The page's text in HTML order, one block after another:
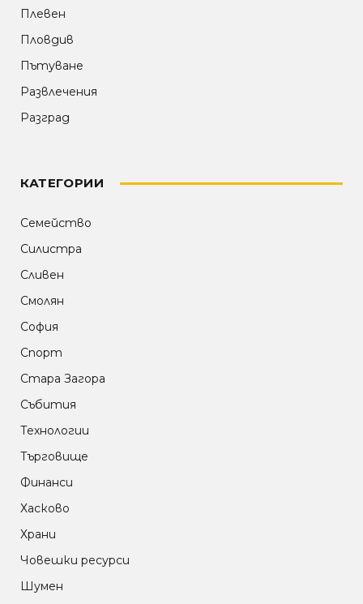
Плевен
Пловдив
Пътуване
Развлечения
Разград
КАТЕГОРИИ
Семейство
Силистра
Сливен
Смолян
София
Спорт
Стара Загора
Събития
Технологии
Търговище
Финанси
Хасково
Храни
Човешки ресурси
Шумен